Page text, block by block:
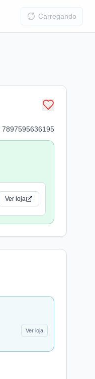
Carregando
7897595636195
Ver loja
Ver loja